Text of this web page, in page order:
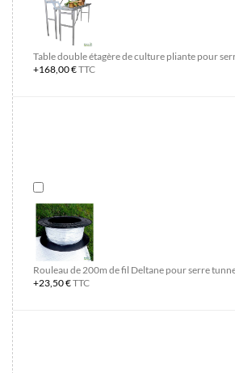
Table double étagère de culture pliante pour
+168,00 €TTC
Rouleau de 200m de fil Deltane pour serre
+23,50 €TTC